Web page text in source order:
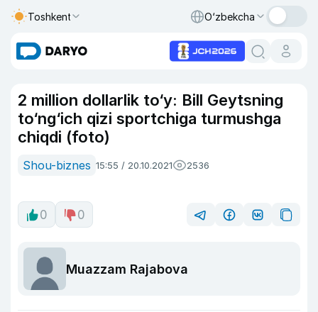
Toshkent O‘zbekcha
2 million dollarlik to‘y: Bill Geytsning
to‘ng‘ich qizi sportchiga turmushga
chiqdi (foto)
Shou-biznes 15:55 / 20.10.2021 2536
0 0
Muazzam Rajabova